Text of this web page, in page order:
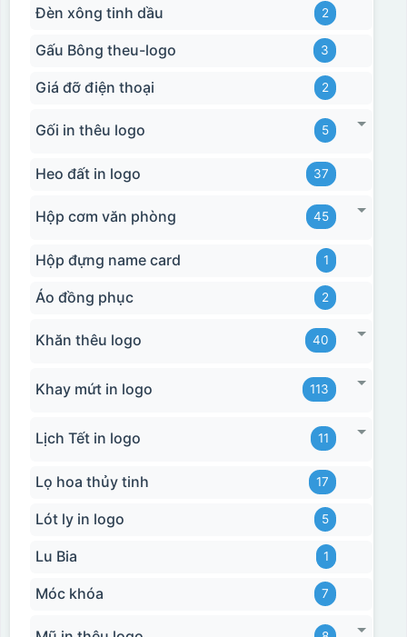
Đèn xông tinh dầu 2
Gấu Bông theu-logo 3
Giá đỡ điện thoại 2
Gối in thêu logo 5
Heo đất in logo 37
Hộp cơm văn phòng 45
Hộp đựng name card 1
Áo đồng phục 2
Khăn thêu logo 40
Khay mứt in logo 113
Lịch Tết in logo 11
Lọ hoa thủy tinh 17
Lót ly in logo 5
Lu Bia 1
Móc khóa 7